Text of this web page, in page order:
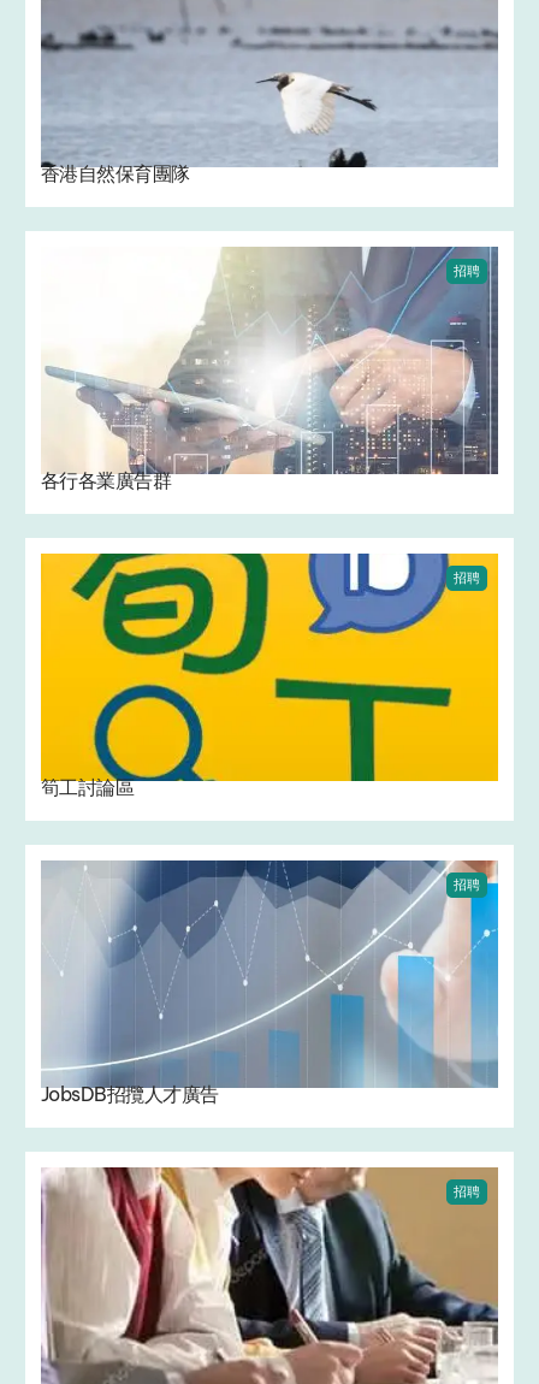
香港自然保育團隊
招聘
各行各業廣告群
招聘
筍工討論區 ️
招聘
JobsDB招攬人才廣告
招聘